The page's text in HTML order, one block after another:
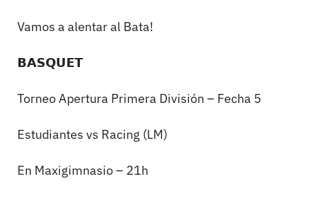
Vamos a alentar al Bata!
𝗕𝗔𝗦𝗤𝗨𝗘𝗧
Torneo Apertura Primera División – Fecha 5
Estudiantes vs Racing (LM)
En Maxigimnasio – 21h